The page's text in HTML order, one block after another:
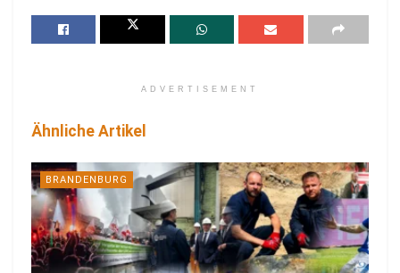
ADVERTISEMENT
Ähnliche Artikel
BRANDENBURG